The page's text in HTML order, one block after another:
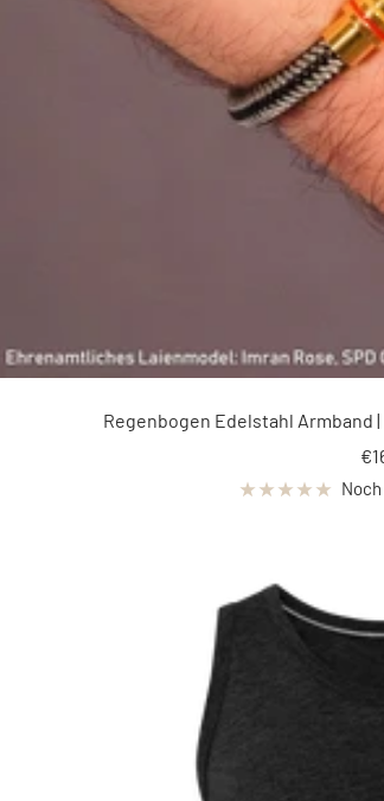
Regenbogen Edelstahl Armband